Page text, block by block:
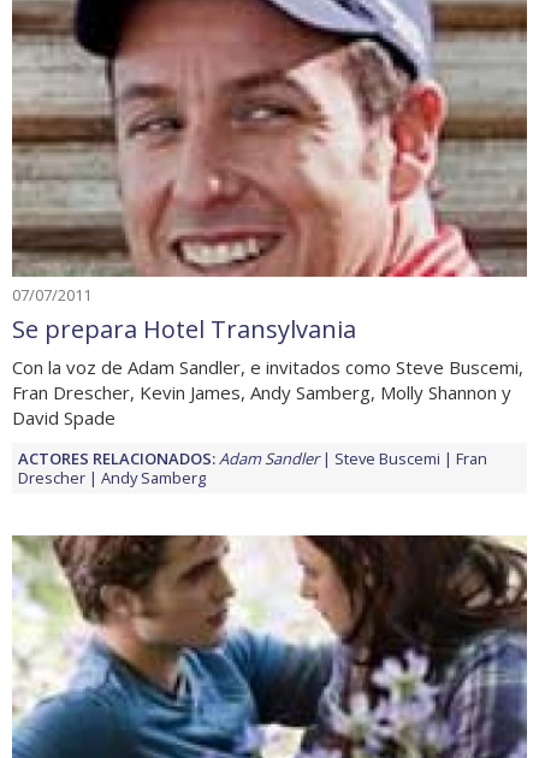
07/07/2011
Se prepara Hotel Transylvania
Con la voz de Adam Sandler, e invitados como Steve Buscemi,
Fran Drescher, Kevin James, Andy Samberg, Molly Shannon y
David Spade
ACTORES RELACIONADOS: Adam Sandler Steve Buscemi
Fran
Drescher
Andy Samberg